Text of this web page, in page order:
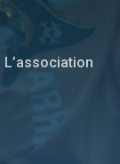
L’association